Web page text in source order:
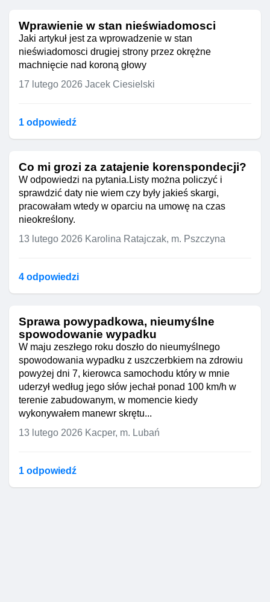
Wprawienie w stan nieświadomosci
Jaki artykuł jest za wprowadzenie w stan
nieświadomosci drugiej strony przez okrężne
machnięcie nad koroną głowy
17 lutego 2026 Jacek Ciesielski
1 odpowiedź
Co mi grozi za zatajenie korenspondecji?
W odpowiedzi na pytania.Listy można policzyć i
sprawdzić daty nie wiem czy były jakieś skargi,
pracowałam wtedy w oparciu na umowę na czas
nieokreślony.
13 lutego 2026 Karolina Ratajczak, m. Pszczyna
4 odpowiedzi
Sprawa powypadkowa, nieumyślne
spowodowanie wypadku
W maju zeszłego roku doszło do nieumyślnego
spowodowania wypadku z uszczerbkiem na zdrowiu
powyżej dni 7, kierowca samochodu który w mnie
uderzył według jego słów jechał ponad 100 km/h w
terenie zabudowanym, w momencie kiedy
wykonywałem manewr skrętu...
13 lutego 2026 Kacper, m. Lubań
1 odpowiedź